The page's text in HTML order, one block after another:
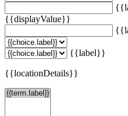
{{displayValue}}
{{label}}
{{locationDetails}}